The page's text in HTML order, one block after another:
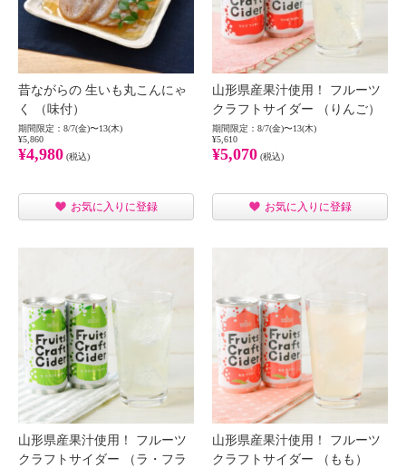
昔ながらの 生いも丸こんにゃ
く （味付）
期間限定：8/7(金)〜13(木)
¥5,860
¥4,980 (税込)
お気に入りに登録
山形県産果汁使用！ フルーツ
クラフトサイダー （りんご）
期間限定：8/7(金)〜13(木)
¥5,610
¥5,070 (税込)
お気に入りに登録
山形県産果汁使用！ フルーツ
クラフトサイダー （ラ・フラ
山形県産果汁使用！ フルーツ
クラフトサイダー （もも）